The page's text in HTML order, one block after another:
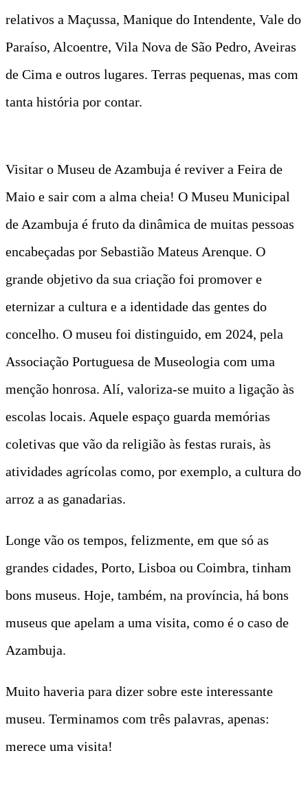
relativos a Maçussa, Manique do Intendente, Vale do
Paraíso, Alcoentre, Vila Nova de São Pedro, Aveiras
de Cima e outros lugares. Terras pequenas, mas com
tanta história por contar.
Visitar o Museu de Azambuja é reviver a Feira de
Maio e sair com a alma cheia! O Museu Municipal
de Azambuja é fruto da dinâmica de muitas pessoas
encabeçadas por Sebastião Mateus Arenque. O
grande objetivo da sua criação foi promover e
eternizar a cultura e a identidade das gentes do
concelho. O museu foi distinguido, em 2024, pela
Associação Portuguesa de Museologia com uma
menção honrosa. Alí, valoriza-se muito a ligação às
escolas locais. Aquele espaço guarda memórias
coletivas que vão da religião às festas rurais, às
atividades agrícolas como, por exemplo, a cultura do
arroz a as ganadarias.
Longe vão os tempos, felizmente, em que só as
grandes cidades, Porto, Lisboa ou Coimbra, tinham
bons museus. Hoje, também, na província, há bons
museus que apelam a uma visita, como é o caso de
Azambuja.
Muito haveria para dizer sobre este interessante
museu. Terminamos com três palavras, apenas:
merece uma visita!